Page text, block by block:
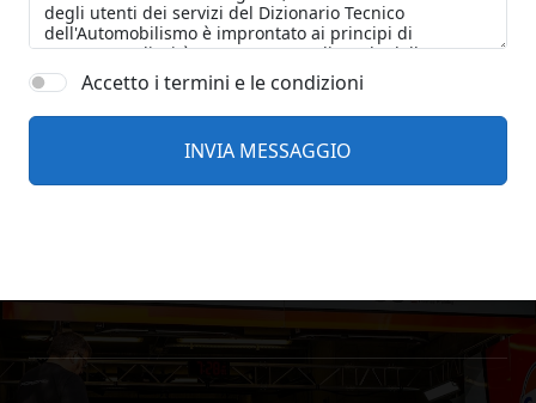
Accetto i termini e le condizioni